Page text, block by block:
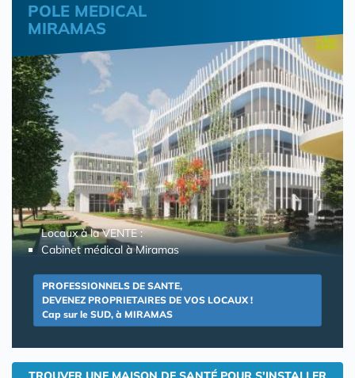
POLE MEDICAL
MIRAMAS
Locaux à la VENTE :
Cabinet médical à Miramas
PROFESSIONNELS DE SANTE,
DEVENEZ PROPRIETAIRES DE VOS LOCAUX !
Cap sur le SUD, à MIRAMAS